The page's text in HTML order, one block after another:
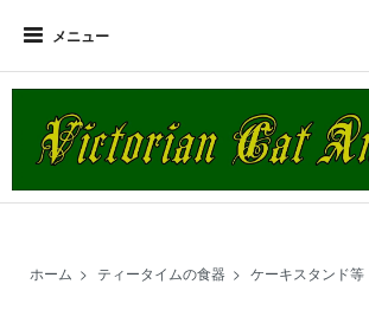
メニュー
ホーム > ティータイムの食器 > ケーキスタンド等